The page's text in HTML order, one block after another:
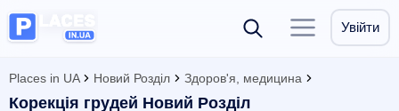
Увійти
Places in UA Новий Розділ Здоров'я, медицина
Корекція грудей Новий Розділ